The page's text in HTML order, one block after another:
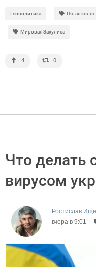
Геополитика Пятая
Мировая Закулиса
4 0
Что делать
вирусом
Ростислав
вчера в 9:01